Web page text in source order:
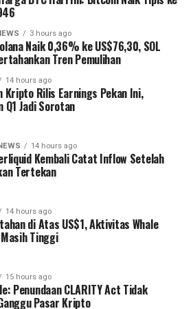
3 hours ago
Naik 0,36% ke US$76,30, SOL
Tren Pemulihan
14 hours ago
Kripto Rilis Earnings Pekan Ini,
Q1 Jadi Sorotan
14 hours ago
Kembali Catat Inflow Setelah
Tertekan
14 hours ago
di Atas US$1, Aktivitas Whale
Tinggi
15 hours ago
Penundaan CLARITY Act Tidak
Pasar Kripto